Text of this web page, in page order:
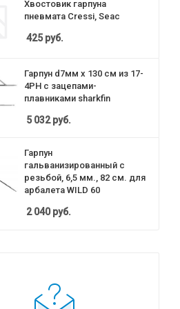
Хвостовик гарпуна
пневмата Cressi, Seac
425руб.
Гарпун d7мм х 130 см из 17-
4PH с зацепами-
плавниками sharkfin
5 032руб.
Гарпун
гальванизированный с
резьбой, 6,5 мм., 82 см. для
арбалета WILD 60
2 040руб.